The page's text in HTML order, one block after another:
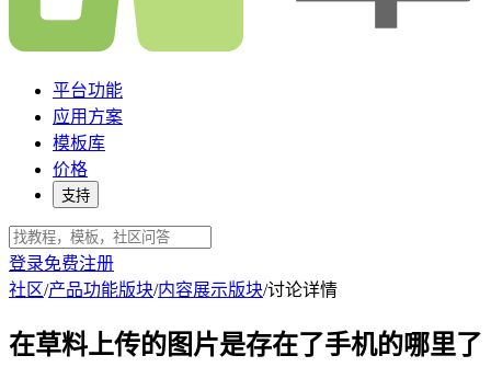
平台功能
应用方案
模板库
价格
支持
登录免费注册
社区/产品功能版块/内容展示版块/讨论详情
在草料上传的图片是存在了手机的哪里了